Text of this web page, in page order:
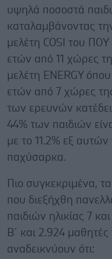
υψηλά ποσοστά
καταλαμβάνοντας
μελέτη COSI του
ετών από 11 χώρες
μελέτη ENERGY
ετών από 7 χώρες
των ερευνών
44% των παιδιών
με το 11.2% εξ αυτών
παχύσαρκα.
Πιο συγκεκριμένα,
που διεξήχθη
παιδιών ηλικίας 7
Β΄ και 2.924
αναδεικνύουν ότι: